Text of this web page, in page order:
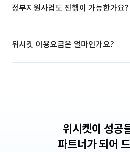
정부지원사업도 진행이 가능한가요?
위시켓 이용요금은 얼마인가요?
위시켓이 성공
파트너가 되어